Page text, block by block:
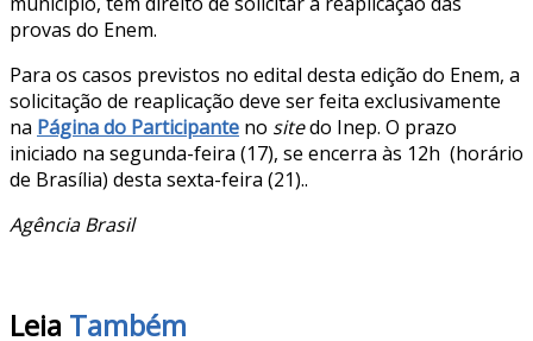
provas do Enem.
Para os casos previstos no edital desta edição do Enem, a
solicitação de reaplicação deve ser feita exclusivamente
na Página do Participante no sitedo Inep. O prazo
iniciado na segunda-feira (17), se encerra às 12h (horário
de Brasília) desta sexta-feira (21)..
Agência Brasil
Leia Também